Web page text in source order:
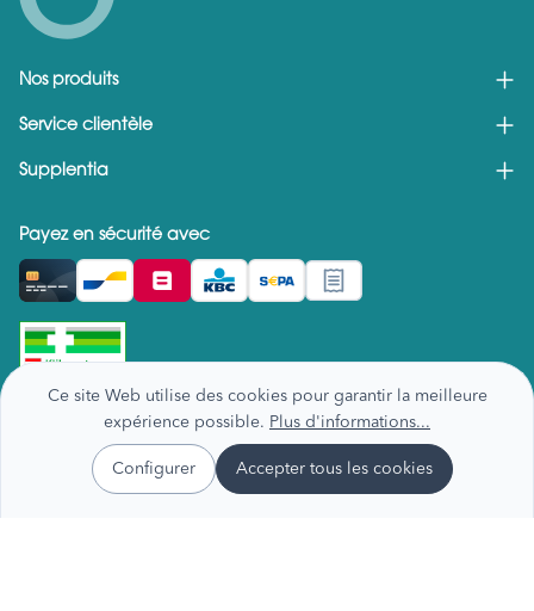
Nos produits
Service clientèle
Supplentia
Payez en sécurité avec
Gestion des données
Ce site Web utilise des cookies pour garantir la meilleure
expérience possible. Plus d'informations...
Configurer Accepter tous les cookies